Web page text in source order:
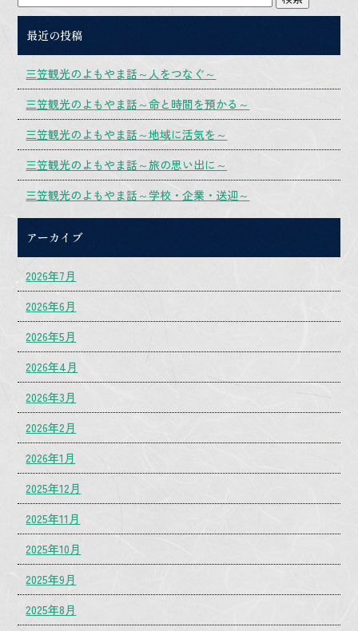
最近の投稿
三笠観光のよもやま話～人をつなぐ～
三笠観光のよもやま話～命と時間を預かる～
三笠観光のよもやま話～地域に活気を～
三笠観光のよもやま話～旅の思い出に～
三笠観光のよもやま話～学校・企業・送迎～
アーカイブ
2026年7月
2026年6月
2026年5月
2026年4月
2026年3月
2026年2月
2026年1月
2025年12月
2025年11月
2025年10月
2025年9月
2025年8月